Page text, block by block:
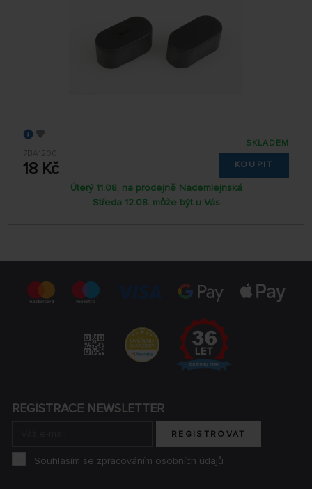
7BA1200
18 Kč
SKLADEM
KOUPIT
Úterý 11.08. na prodejně Nademlejnská
Středa 12.08. může být u Vás
REGISTRACE NEWSLETTER
REGISTROVAT
Souhlasím se zpracováním osobních údajů